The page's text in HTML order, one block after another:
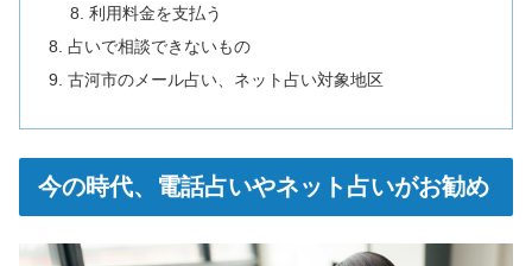
利用料金を支払う
占いで相談できないもの
古河市のメール占い、ネット占い対象地区
今の時代、電話占いやネット占いがお勧め